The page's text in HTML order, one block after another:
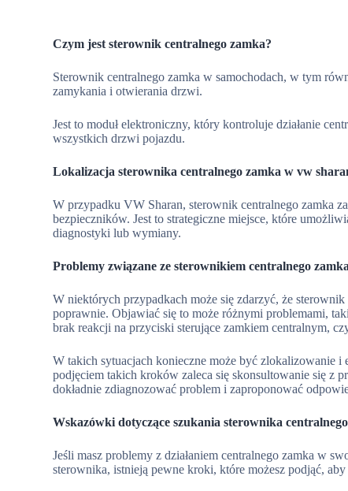
Czym jest sterownik centralnego zamka?
Sterownik centralnego zamka w samochodach, w tym
zamykania i otwierania drzwi.
Jest to moduł elektroniczny, który kontroluje działanie
wszystkich drzwi pojazdu.
Lokalizacja sterownika centralnego zamka w vw
W przypadku VW Sharan, sterownik centralnego zamka
bezpieczników. Jest to strategiczne miejsce, które
diagnostyki lub wymiany.
Problemy związane ze sterownikiem centralnego zamka
W niektórych przypadkach może się zdarzyć, że
poprawnie. Objawiać się to może różnymi problemami,
brak reakcji na przyciski sterujące zamkiem centralnym,
W takich sytuacjach konieczne może być zlokalizowanie i
podjęciem takich kroków zaleca się skonsultowanie się z
dokładnie zdiagnozować problem i zaproponować
Wskazówki dotyczące szukania sterownika
Jeśli masz problemy z działaniem centralnego zamka w
sterownika, istnieją pewne kroki, które możesz podjąć,